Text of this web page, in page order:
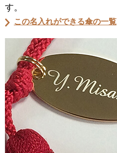
す。
この名入れができる傘の一覧